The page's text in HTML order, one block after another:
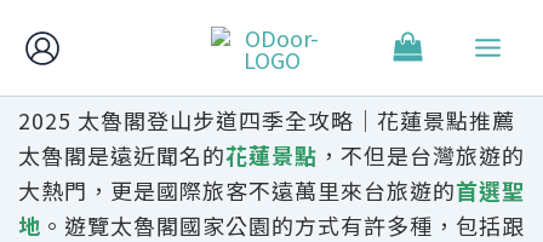
要
內
容
2025 太魯閣登山步道四季全攻略｜花蓮景點推薦
太魯閣是遠近聞名的花蓮景點 ，不但是台灣旅遊的
大熱門，更是國際旅客不遠萬里來台旅遊的首選聖
地 。遊覽太魯閣國家公園的方式有許多種，包括跟